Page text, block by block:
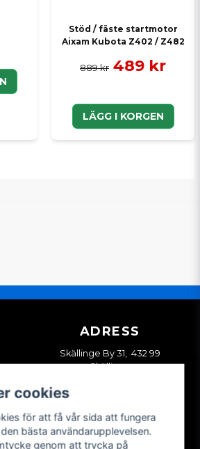
Stöd / fäste startmotor
Aixam Kubota Z402 / Z482
889 kr 489 kr
LÄGG I KORGEN
ADRESS
Skällinge By 31, 432 99
Skällinge
cookies
för att få vår sida att fungera
bästa användarupplevelsen.
genom att trycka på